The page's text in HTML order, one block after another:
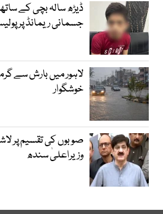
ڈیڑھ سالہ بچی کے
جسمانی ریمانڈ پر
لاہور میں بارش سے
خوشگوار
صوبوں کی تقسیم پر
وزیراعلیٰ سندھ